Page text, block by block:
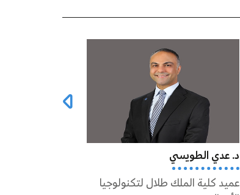
د. عدي الطويسي
عميد كلية الملك طلال لتكنولوجيا